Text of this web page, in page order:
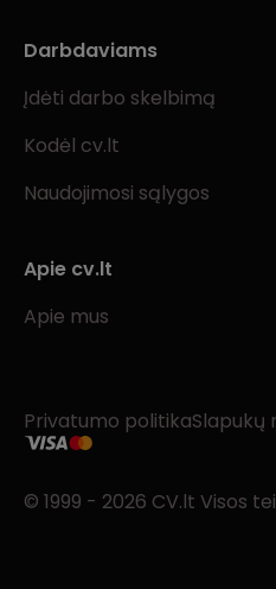
Darbdaviams
Įdėti darbo skelbimą
Kodėl cv.lt
Naudojimosi sąlygos
Apie cv.lt
Apie mus
Privatumo politikaSlapukų
© 1999 - 2026 CV.lt Visos